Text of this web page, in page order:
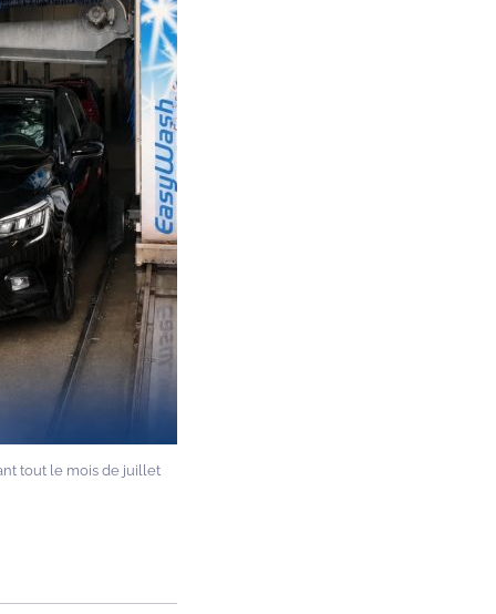
tout le mois de juillet